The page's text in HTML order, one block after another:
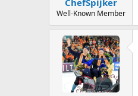
ChefSpijker
Well-Known Member